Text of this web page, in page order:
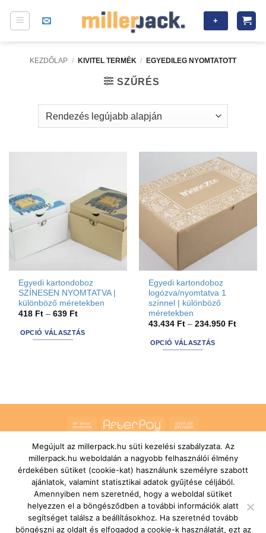
+
KEZDŐLAP / KIVITEL TERMÉK / EGYEDILEG NYOMTATOTT
SZŰRÉS
Egyedi kartondoboz
SZÍNESEN NYOMTATVA |
különböző méretekben
418 Ft – 639 FtÁrtartomány:
-
639 Ft
OPCIÓ VÁLASZTÁS
chosen
the
product
page
Egyedi kartondoboz
logózva/nyomtatva 1
színnel | különböző
méretekben
43.434 Ft – 234.950 Ft
OPCIÓ VÁLASZTÁS
that
may
be
chosen
on
the
product
page
Bank
AfterPay
Delivery
RÓLUNK
ÁLTALÁNOS SZERZŐDÉSI FELTÉTELEK
SZÁLLÍTÁSI ÉS FIZETÉSI FELTÉTELEK
JOGI NYILATKOZAT
IMPRESSZUM
KAPCSOLAT
ÜGYFÉLSZOLGÁLAT
FELIRATKOZÁS HÍRLEVÉLRE
Copyright 2026 ©MILLERPACK.HUPowered byPrintroom Bt. -
Hungary
Megújult az millerpack.hu süti kezelési szabályzata. Az
millerpack.hu weboldalán a nagyobb felhasználói élmény
érdekében sütiket (cookie-kat) használunk személyre szabott
ajánlatok, valamint statisztikai adatok gyűjtése céljából.
Amennyiben nem szeretnéd, hogy a weboldal sütiket
helyezzen el a böngésződben a további információk alatt
segítséget találsz a beállításokhoz. Ha szeretnéd tovább
böngészni az oldalt és elfogadod a cookie-k használatát, ezt az